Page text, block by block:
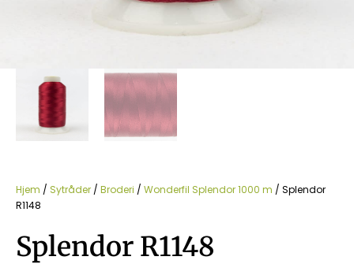
Hjem / Sytråder / Broderi / Wonderfil Splendor 1000 m / Splendor
R1148
Splendor R1148